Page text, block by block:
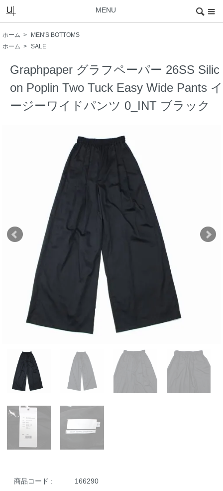
MENU
ホーム >
MEN'S BOTTOMS
ホーム > SALE
Graphpaper グラフペーパー 26SS Silic
on Poplin Two Tuck Easy Wide Pants イ
ージーワイドパンツ 0_INT ブラック
商品コード : 166290